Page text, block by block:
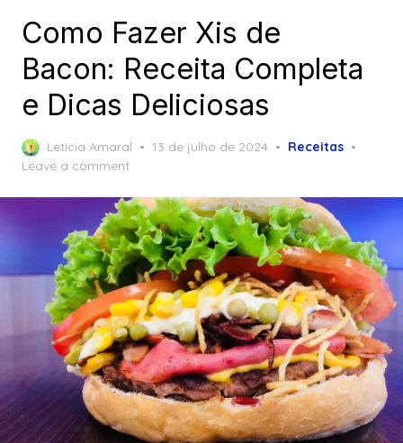
Como Fazer Xis de
Bacon: Receita Completa
e Dicas Deliciosas
Leticia Amaral
Posted
13 de julho de 2024
Receitas
Leave a comment